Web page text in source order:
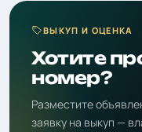
ВЫКУП И ОЦЕНКА
Хотите
номер?
Разместите
заявку на выкуп —